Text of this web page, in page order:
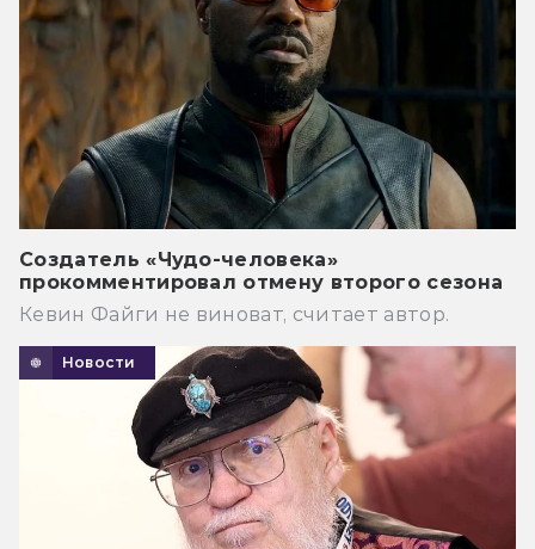
Создатель «Чудо-человека»
прокомментировал отмену второго сезона
Кевин Файги не виноват, считает автор.
Новости